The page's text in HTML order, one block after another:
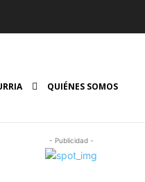
QUIÉNES SOMOS
- Publicidad -